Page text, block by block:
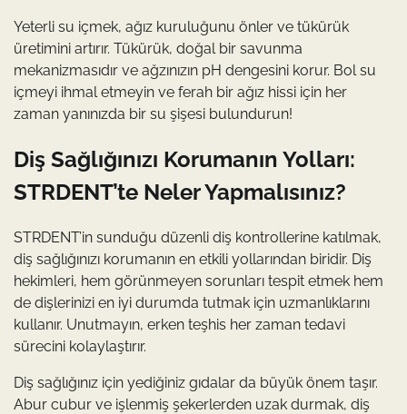
Yeterli su içmek, ağız kuruluğunu önler ve tükürük
üretimini artırır. Tükürük, doğal bir savunma
mekanizmasıdır ve ağzınızın pH dengesini korur. Bol su
içmeyi ihmal etmeyin ve ferah bir ağız hissi için her
zaman yanınızda bir su şişesi bulundurun!
Diş Sağlığınızı Korumanın Yolları:
STRDENT’te Neler Yapmalısınız?
STRDENT’in sunduğu düzenli diş kontrollerine katılmak,
diş sağlığınızı korumanın en etkili yollarından biridir. Diş
hekimleri, hem görünmeyen sorunları tespit etmek hem
de dişlerinizi en iyi durumda tutmak için uzmanlıklarını
kullanır. Unutmayın, erken teşhis her zaman tedavi
sürecini kolaylaştırır.
Diş sağlığınız için yediğiniz gıdalar da büyük önem taşır.
Abur cubur ve işlenmiş şekerlerden uzak durmak, diş